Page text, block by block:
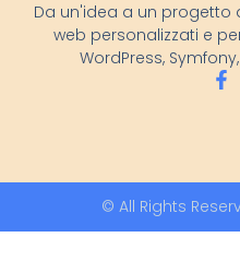
Da un'idea a un progetto
web personalizzati e
WordPress,
© All Rights